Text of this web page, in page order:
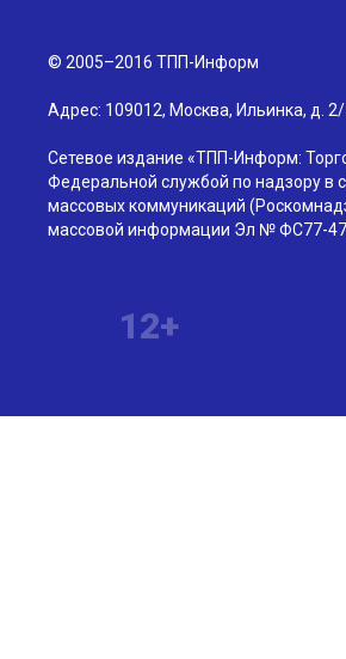
© 2005–2016 ТПП-Информ
Адрес: 109012, Москва, Ильинка, д.
Сетевое издание «ТПП-Информ:
Федеральной службой по надзору в
массовых коммуникаций
массовой информации Эл № ФС77-
12+